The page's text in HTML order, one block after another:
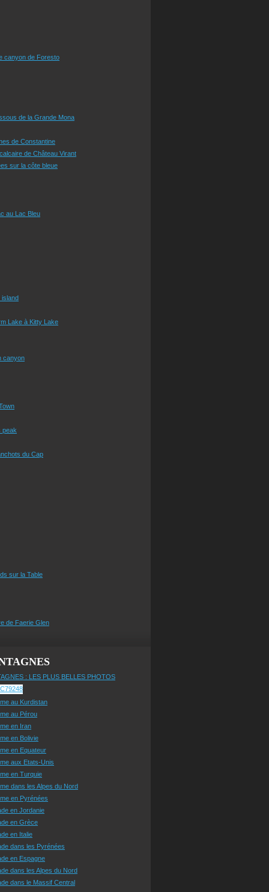
canyon de Foresto
de la Grande Mona
de Constantine
de Château Virant
sur la côte bleue
au Lac Bleu
island
Lake à Kitty Lake
canyon
peak
du Cap
sur la Table
de Faerie Glen
: LES PLUS BELLES PHOTOS
au Kurdistan
au Pérou
en Iran
en Bolivie
en Equateur
aux Etats-Unis
en Turquie
dans les Alpes du Nord
en Pyrénées
en Jordanie
en Grèce
en Italie
dans les Pyrénées
en Espagne
dans les Alpes du Nord
dans le Massif Central